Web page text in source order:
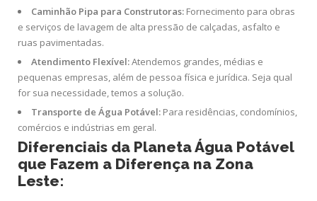
Caminhão Pipa para Construtoras: Fornecimento para obras
e serviços de lavagem de alta pressão de calçadas, asfalto e
ruas pavimentadas.
Atendimento Flexível:Atendemos grandes, médias e
pequenas empresas, além de pessoa física e jurídica. Seja qual
for sua necessidade, temos a solução.
Transporte de Água Potável: Para residências, condomínios,
comércios e indústrias em geral.
Diferenciais da Planeta Água Potável
que Fazem a Diferença na Zona
Leste: